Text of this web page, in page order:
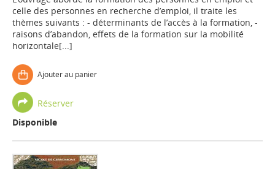
celle des personnes en recherche d’emploi, il traite les
thèmes suivants : - déterminants de l’accès à la formation, -
raisons d’abandon, effets de la formation sur la mobilité
horizontale[...]
Ajouter au panier
Réserver
Disponible